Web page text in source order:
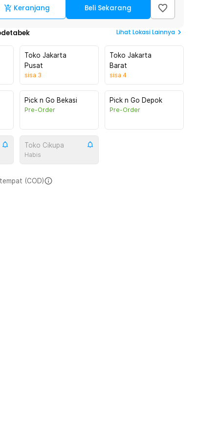
Keranjang Beli Sekarang
Lihat Lokasi Lainnya
Toko Jakarta
Pusat
sisa 3
Toko Jakarta
Barat
sisa 4
Pick n Go Bekasi
Pre-Order
Pick n Go Depok
Pre-Order
Toko Cikupa
Habis
(COD)